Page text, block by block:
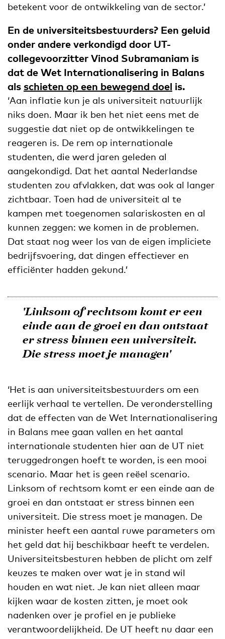
betekent voor de ontwikkeling van de sector.’
En de universiteitsbestuurders? Een geluid
onder andere verkondigd door UT-
collegevoorzitter Vinod Subramaniam is
dat de Wet Internationalisering in Balans
als schieten op een bewegend doel is.
‘Aan inflatie kun je als universiteit natuurlijk
niks doen. Maar ik ben het niet eens met de
suggestie dat niet op de ontwikkelingen te
reageren is. De rem op internationale
studenten, die werd jaren geleden al
aangekondigd. Dat het aantal Nederlandse
studenten zou afvlakken, dat was ook al langer
zichtbaar. Toen had de universiteit al te
kampen met toegenomen salariskosten en al
kunnen zeggen: we komen in de problemen.
Dat staat nog weer los van de eigen impliciete
bedrijfsvoering, dat dingen effectiever en
efficiënter hadden gekund.’
'Linksom of rechtsom komt er een
einde aan de groei en dan ontstaat
er stress binnen een universiteit.
Die stress moet je managen'
‘Het is aan universiteitsbestuurders om een
eerlijk verhaal te vertellen. De veronderstelling
dat de effecten van de Wet Internationalisering
in Balans mee gaan vallen en het aantal
internationale studenten hier aan de UT niet
teruggedrongen hoeft te worden, is een mooi
scenario. Maar het is geen reëel scenario.
Linksom of rechtsom komt er een einde aan de
groei en dan ontstaat er stress binnen een
universiteit. Die stress moet je managen. De
minister heeft een aantal ruwe parameters om
het geld dat hij beschikbaar heeft te verdelen.
Universiteitsbesturen hebben de plicht om zelf
keuzes te maken over wat je in stand wil
houden en wat niet. Je kan niet alleen maar
kijken waar de kosten zitten, je moet ook
nadenken over je profiel en je publieke
verantwoordelijkheid. De UT heeft nu daar een